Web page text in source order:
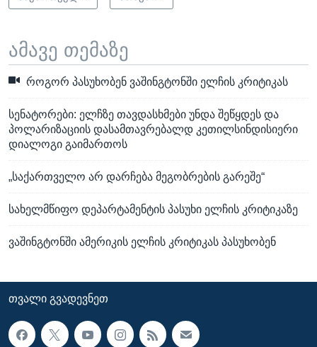
ამავე თემაზე
როგორ პასუხობენ ვაშინგტონში ელჩის კრიტიკას
სენატორები: ელჩზე თავდასხმები უნდა შეწყდეს და
პოლარიზაციის დასამთავრებალდ კეთილსინდისიერი
დიალოგი გაიმართოს
„საქართველო არ დარჩება მეგობრების გარეშე“
სახელმწიფო დეპარტამენტის პასუხი ელჩის კრიტიკაზე
ვაშინგტონში ამერიკის ელჩის კრიტიკას პასუხობენ
ᲗᲕᲐᲚᲘ ᲒᲕᲐᲓᲔᲕᲜᲔᲗ